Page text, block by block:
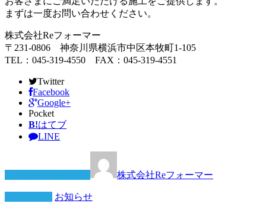
まずは一度お問い合わせください。
株式会社Reフォーマー
〒231-0806 神奈川県横浜市中区本牧町1-105
TEL：045-319-4550 FAX：045-319-4551
Twitter
Facebook
Google+
Pocket
B!はてブ
LINE
株式会社Reフォーマー
お知らせ